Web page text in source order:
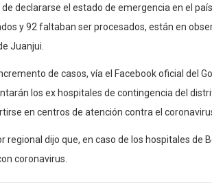
declararse el estado de emergencia en el
y 92 faltaban ser procesados, están en
Juanjui.
de casos, vía el Facebook oficial del
los ex hospitales de contingencia del
en centros de atención contra el
regional dijo que, en caso de los hospitales
coronavirus.